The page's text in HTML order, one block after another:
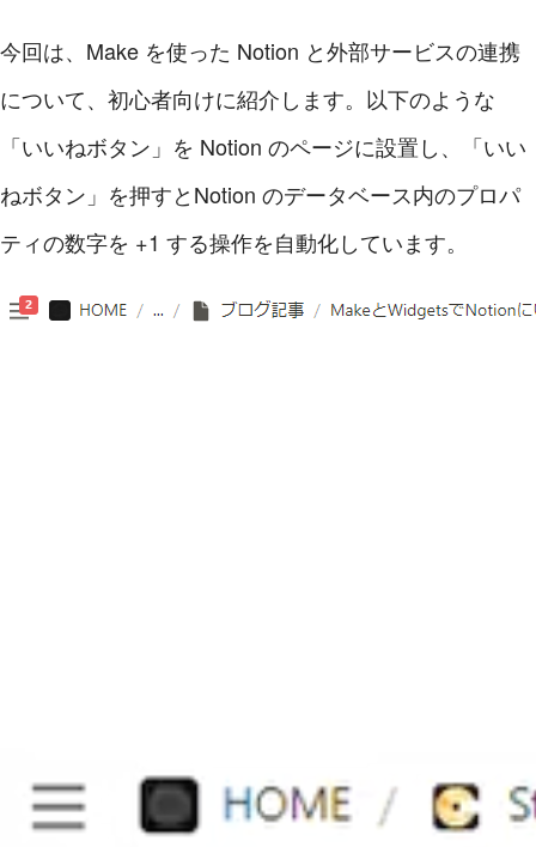
今回は、Make を使った Notion と外部サービスの連携
について、初心者向けに紹介します。以下のような
「いいねボタン」を Notion のページに設置し、「いい
ねボタン」を押すとNotion のデータベース内のプロパ
ティの数字を +1 する操作を自動化しています。